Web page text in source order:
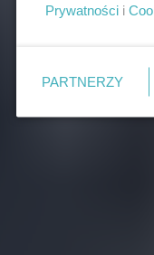
Prywatności i
PARTNERZY